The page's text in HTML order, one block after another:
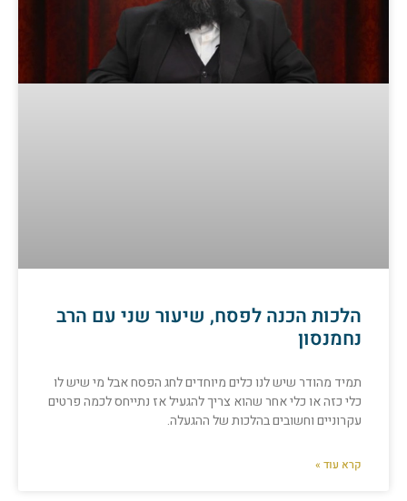
הלכות הכנה לפסח, שיעור שני עם הרב
נחמנסון
תמיד מהודר שיש לנו כלים מיוחדים לחג הפסח אבל מי שיש לו
כלי כזה או כלי אחר שהוא צריך להגעיל אז נתייחס לכמה פרטים
עקרוניים וחשובים בהלכות של ההגעלה.
קרא עוד »